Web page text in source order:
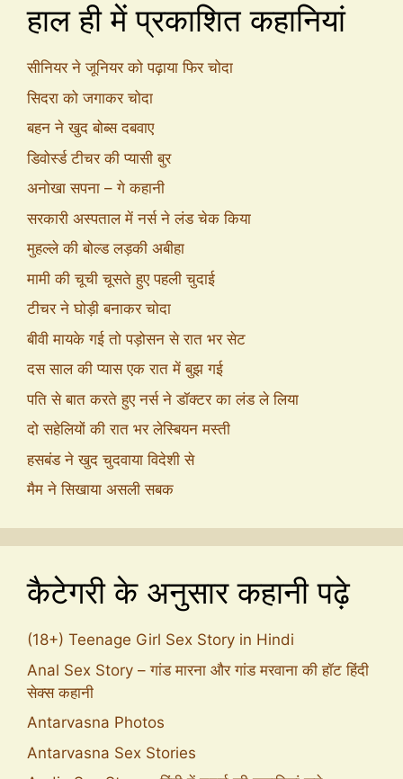
हाल ही में प्रकाशित कहानियां
सीनियर ने जूनियर को पढ़ाया फिर चोदा
सिदरा को जगाकर चोदा
बहन ने खुद बोब्स दबवाए
डिवोर्स्ड टीचर की प्यासी बुर
अनोखा सपना – गे कहानी
सरकारी अस्पताल में नर्स ने लंड चेक किया
मुहल्ले की बोल्ड लड़की अबीहा
मामी की चूची चूसते हुए पहली चुदाई
टीचर ने घोड़ी बनाकर चोदा
बीवी मायके गई तो पड़ोसन से रात भर सेट
दस साल की प्यास एक रात में बुझ गई
पति से बात करते हुए नर्स ने डॉक्टर का लंड ले लिया
दो सहेलियों की रात भर लेस्बियन मस्ती
हसबंड ने खुद चुदवाया विदेशी से
मैम ने सिखाया असली सबक
कैटेगरी के अनुसार कहानी पढ़े
(18+) Teenage Girl Sex Story in Hindi
Anal Sex Story – गांड मारना और गांड मरवाना की हॉट हिंदी
सेक्स कहानी
Antarvasna Photos
Antarvasna Sex Stories